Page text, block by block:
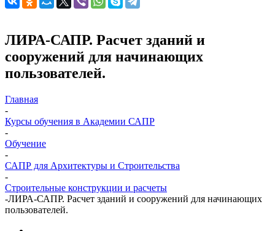
ЛИРА-САПР. Расчет зданий и
сооружений для начинающих
пользователей.
Главная
-
Курсы обучения в Академии САПР
-
Обучение
-
САПР для Архитектуры и Строительства
-
Строительные конструкции и расчеты
-ЛИРА-САПР. Расчет зданий и сооружений для начинающих
пользователей.